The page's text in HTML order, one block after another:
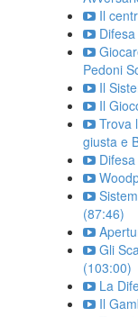
Il
Pedoni
Il
Il
Trova
giusta e
(87:46)
Gli
(103:00)
La
Il